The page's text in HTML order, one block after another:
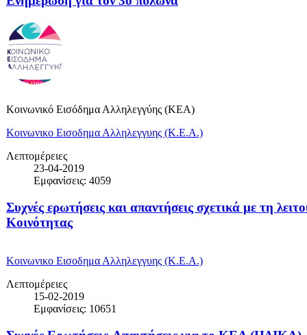
Κοινωνικό Εισόδημα Αλληλεγγύης (ΚΕΑ)
Κοινωνικο Εισοδημα Αλληλεγγυης (Κ.Ε.Α.)
Λεπτομέρειες
23-04-2019
Εμφανίσεις: 4059
Συχνές ερωτήσεις και απαντήσεις σχετικά με τη
Κοινότητας
Κοινωνικο Εισοδημα Αλληλεγγυης (Κ.Ε.Α.)
Λεπτομέρειες
15-02-2019
Εμφανίσεις: 10651